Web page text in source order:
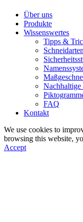
Über uns
Produkte
Wissenswertes
Tipps &
FAQ
Kontakt
We use cookies to
browsing this website,
Accept